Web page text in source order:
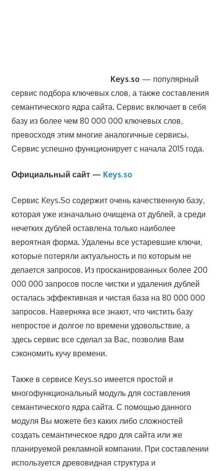
Keys.so — популярный
сервис подбора ключевых слов, а также составления
семантического ядра сайта. Сервис включает в себя
базу из более чем 80 000 000 ключевых слов,
превосходя этим многие аналогичные сервисы.
Сервис успешно функционирует с начала 2015 года.
Официальный сайт — Keys.so
Сервис Keys.So содержит очень качественную базу,
которая уже изначально очищена от дублей, а среди
нечетких дублей оставлена только наиболее
вероятная форма. Удалены все устаревшие ключи,
которые потеряли актуальность и по которым не
делается запросов. Из просканированных более 200
000 000 запросов после чистки и удаления дублей
осталась эффективная и чистая база на 80 000 000
запросов. Наверняка все знают, что чистить базу
непростое и долгое по времени удовольствие, а
здесь сервис все сделал за Вас, позволив Вам
сэкономить кучу времени.
Также в сервисе Keys.so имеется простой и
многофункциональный модуль для составления
семантического ядра сайта. С помощью данного
модуля Вы можете без каких либо сложностей
создать семантическое ядро для сайта или же
планируемой рекламной компании. При составлении
используется древовидная структура и